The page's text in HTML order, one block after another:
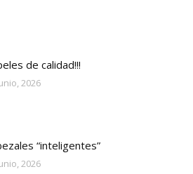
de calidad!!!
2026
“inteligentes”
2026